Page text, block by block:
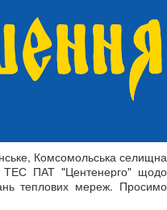
Комсомольська селищна
ТЕС ПАТ "Центенерго" щодо
теплових мереж. Просимо